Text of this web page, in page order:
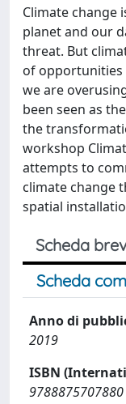
Climate change
planet and our
threat. But
of opportunities
we are
been seen as
the
workshop
attempts to
climate change
spatial
Scheda
Scheda
Anno di
2019
ISBN
9788875707880